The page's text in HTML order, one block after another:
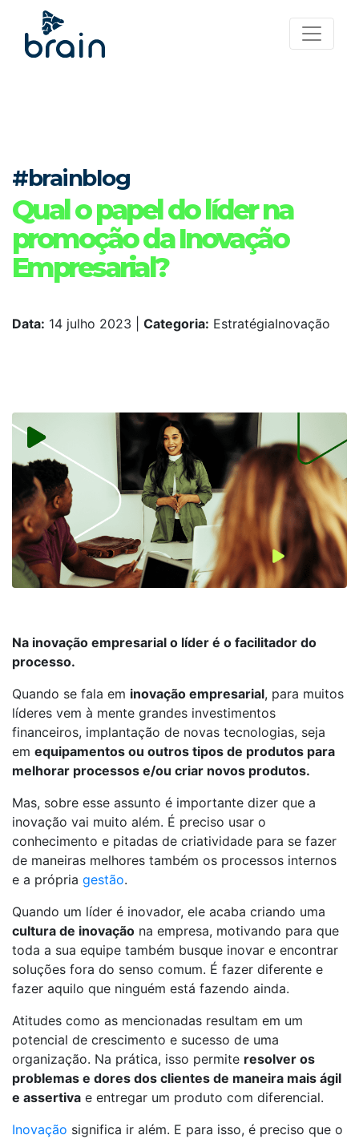
#brainblog
Qual o papel do líder na
promoção da Inovação
Empresarial?
Data: 14 julho 2023 Categoria: EstratégiaInovação
Na inovação empresarial o líder é o facilitador do
processo.
Quando se fala em inovação empresarial, para muitos
líderes vem à mente grandes investimentos
financeiros, implantação de novas tecnologias, seja
em equipamentos ou outros tipos de produtos para
melhorar processos e/ou criar novos produtos.
Mas, sobre esse assunto é importante dizer que a
inovação vai muito além. É preciso usar o
conhecimento e pitadas de criatividade para se fazer
de maneiras melhores também os processos internos
e a própria gestão.
Quando um líder é inovador, ele acaba criando uma
cultura de inovação na empresa, motivando para que
toda a sua equipe também busque inovar e encontrar
soluções fora do senso comum. É fazer diferente e
fazer aquilo que ninguém está fazendo ainda.
Atitudes como as mencionadas resultam em um
potencial de crescimento e sucesso de uma
organização. Na prática, isso permite resolver os
problemas e dores dos clientes de maneira mais ágil
e assertiva e entregar um produto com diferencial.
Inovação significa ir além. E para isso, é preciso que o